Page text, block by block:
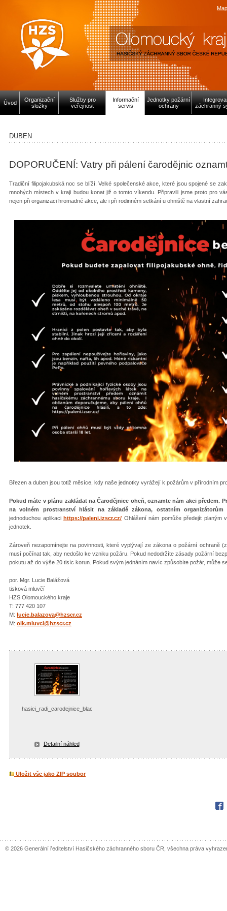
Úvod
Organizační
složky
Služby pro
veřejnost
Informační
servis
Jednotky požární
ochrany
záchranný
DUBEN
DOPORUČENÍ: Vatry při pálení čarodějnic
Tradiční filipojakubská noc se blíží. Velké společenské akce, které jsou spojené se
mnohých místech v kraji budou konat již o tomto víkendu. Připravili jsme proto pro
nejen při organizaci hromadné akce, ale i při rodinném setkání u ohniště na vlastní
Březen a duben jsou totiž měsíce, kdy naše jednotky vyrážejí k požárům v přírodním
Pokud máte v plánu zakládat na Čarodějnice oheň, oznamte nám akci předem.
na volném prostranství hlásit na základě zákona, ostatním
jednoduchou aplikaci https://paleni.izscr.cz/ Ohlášení nám pomůže předejít planým
jednotek.
Zároveň nezapomínejte na povinnosti, které vyplývají ze zákona o požární ochraně
musí počínat tak, aby nedošlo ke vzniku požáru. Pokud nedodržíte zásady požární
pokutu až do výše 20 tisíc korun. Pokud svým jednáním navíc způsobíte požár, může
por. Mgr. Lucie Balážová
tisková mluvčí
HZS Olomouckého kraje
T: 777 420 107
M: lucie.balazova@hzscr.cz
M: olk.mluvci@hzscr.cz
hasici_radi_carodejnice_black
Detailní náhled
Uložit vše jako ZIP soubor
© 2026 Generální ředitelství Hasičského záchranného sboru ČR, všechna práva